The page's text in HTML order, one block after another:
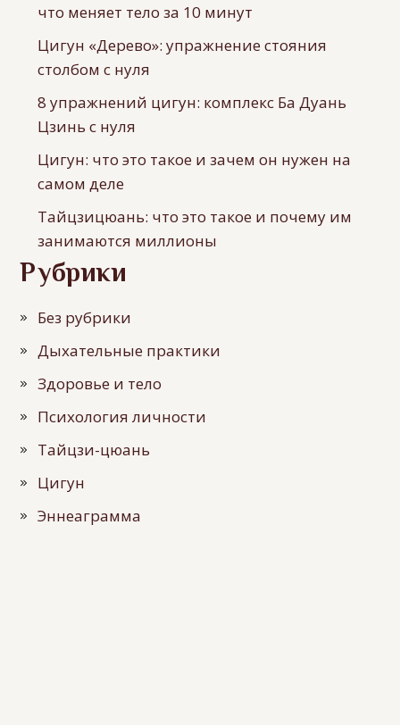
что меняет тело за 10 минут
Цигун «Дерево»: упражнение стояния
столбом с нуля
8 упражнений цигун: комплекс Ба Дуань
Цзинь с нуля
Цигун: что это такое и зачем он нужен на
самом деле
Тайцзицюань: что это такое и почему им
занимаются миллионы
Рубрики
Без рубрики
Дыхательные практики
Здоровье и тело
Психология личности
Тайцзи-цюань
Цигун
Эннеаграмма